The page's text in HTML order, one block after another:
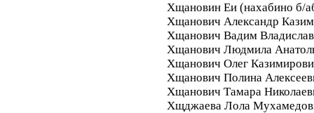
Хщановин Еи (нахабино б/
Хщанович Александр
Хщанович Вадим
Хщанович Людмила
Хщанович Олег
Хщанович Полина
Хщанович Тамара
Хщджаева Лола